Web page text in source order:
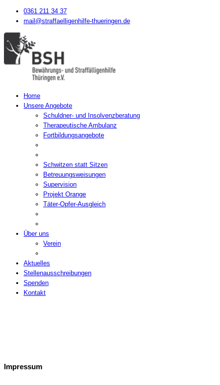
0361 211 34 37
mail@straffaelligenhilfe-thueringen.de
Home
Unsere Angebote
Schuldner- und Insolvenzberatung
Therapeutische Ambulanz
Fortbildungsangebote
Schwitzen statt Sitzen
Betreuungsweisungen
Supervision
Projekt Orange
Täter-Opfer-Ausgleich
Über uns
Verein
Aktuelles
Stellenausschreibungen
Spenden
Kontakt
Impressum